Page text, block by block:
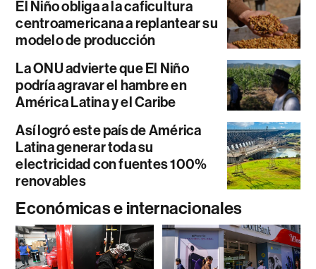
El Niño obliga a la caficultura
centroamericana a replantear su
modelo de producción
La ONU advierte que El Niño
podría agravar el hambre en
América Latina y el Caribe
Así logró este país de América
Latina generar toda su
electricidad con fuentes 100%
renovables
Económicas e internacionales